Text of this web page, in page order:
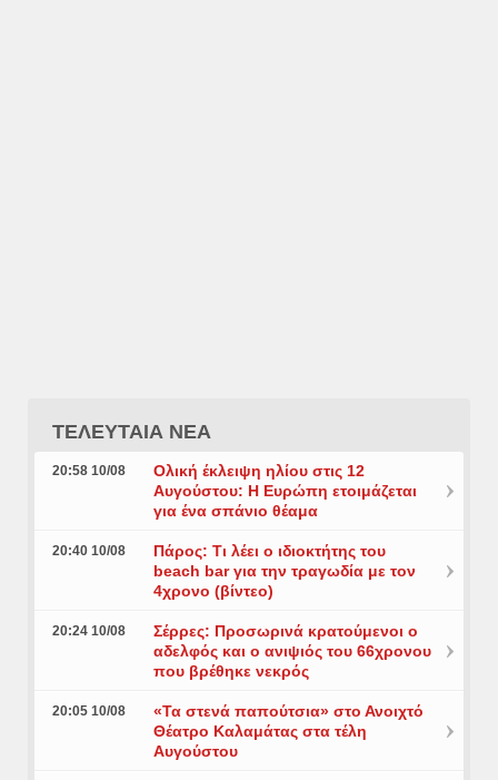
ΤΕΛΕΥΤΑΙΑ ΝΕΑ
20:58 10/08
Ολική έκλειψη ηλίου στις 12
Αυγούστου: Η Ευρώπη ετοιμάζεται
για ένα σπάνιο θέαμα
20:40 10/08
Πάρος: Τι λέει ο ιδιοκτήτης του
beach bar για την τραγωδία με τον
4χρονο (βίντεο)
20:24 10/08
Σέρρες: Προσωρινά κρατούμενοι ο
αδελφός και ο ανιψιός του 66χρονου
που βρέθηκε νεκρός
20:05 10/08
«Τα στενά παπούτσια» στο Ανοιχτό
Θέατρο Καλαμάτας στα τέλη
Αυγούστου